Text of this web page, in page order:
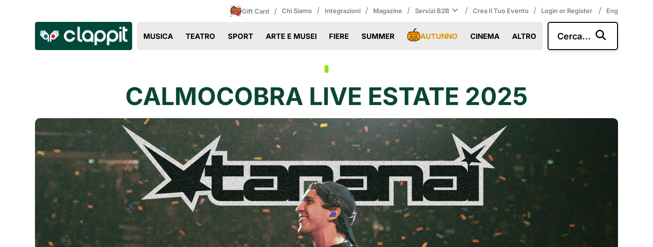
Gift Card / Chi Siamo / Integrazioni / Magazine / Servizi B2B / Crea Il Tuo Evento / Login or Register / Eng
MUSICA TEATRO SPORT ARTE E MUSEI FIERE SUMMER AUTUNNO CINEMA ALTRO Cerca...
CALMOCOBRA LIVE ESTATE 2025